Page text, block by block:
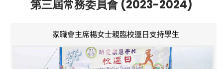
第三屆常務委員會 (2023-2024)
家職會主席楊女士親臨校運日支持學生